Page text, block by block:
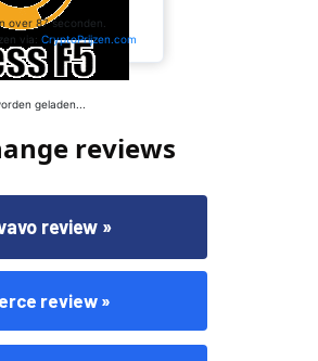
reviews
review »
review »